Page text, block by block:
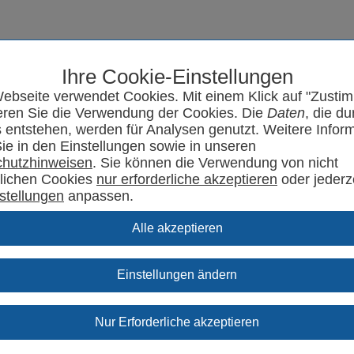
Ihre Cookie-Einstellungen
verwendet Cookies. Mit einem Klick auf
Sie die Verwendung der Cookies. Die Daten, die
entstehen, werden für Analysen genutzt. Weitere
in den Einstellungen sowie in unseren
. Sie können die Verwendung von nicht
Cookies
oder
anpassen.
Einstellungen ändern
Seminarprogramm SYRCode² Aktuelles Support Kontakt